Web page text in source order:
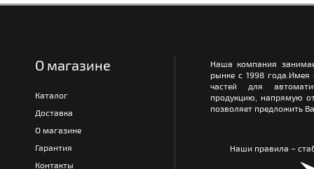
О магазине
Каталог
Доставка
О магазине
Гарантия
Контакты
Наша компания
рынке с 1998
частей для
продукцию, напрямую
позволяет предложить
Наши правила –